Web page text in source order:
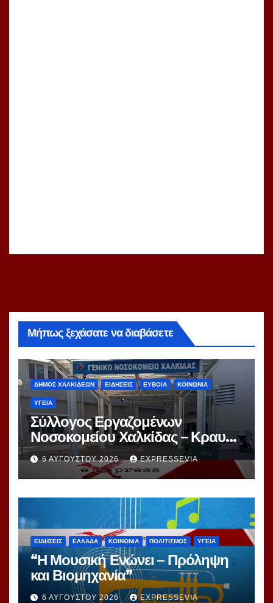
Μήπως ξεχάσατε να διαβάσετε
ΔΗΜΟΣ ΧΑΛΚΙΔΕΩΝ ΕΙΔΗΣΕΙΣ ΕΥΒΟΙΑ ΚΟΙΝΩΝΙΑ
ΥΓΕΙΑ
Σύλλογος Εργαζομένων
Νοσοκομείου Χαλκίδας – Κραυγή
Αγωνίας
6 ΑΥΓΟΎΣΤΟΥ 2026 EXPRESSEVIA
ΕΙΔΗΣΕΙΣ ΕΛΛΑΔΑ ΚΟΙΝΩΝΙΑ ΠΟΛΙΤΙΣΜΟΣ ΥΓΕΙΑ
“Η Μουσική Ενώνει – Πρόληψη
και Βιομηχανία”
6 ΑΥΓΟΎΣΤΟΥ 2026 EXPRESSEVIA